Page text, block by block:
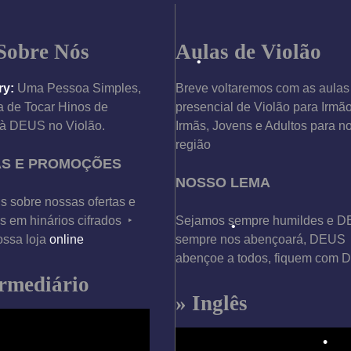
Nós
Uma Pessoa Simples,
de Tocar Hinos de
DEUS no Violão.
E PROMOÇÕES
sobre nossas ofertas e
em hinários cifrados ‣
loja online
Aulas de Violão
Breve voltaremos com as aulas
presencial de Violão para
Irmãs, Jovens e Adultos para
região
NOSSO LEMA
Sejamos sempre humildes e
sempre nos abençoará, DEUS
abençoe a todos, fiquem com
» Inglês